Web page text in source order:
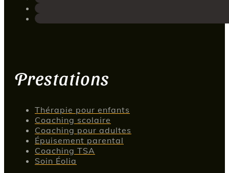
Prestations
Thérapie pour enfants
Coaching scolaire
Coaching pour adultes
Épuisement parental
Coaching TSA
Soin Éolia